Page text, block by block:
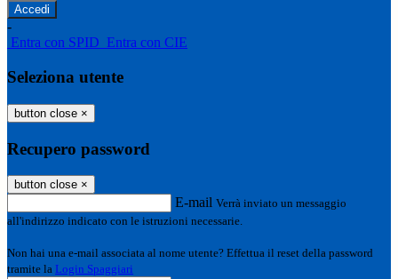
-
Entra con SPID Entra con CIE
Seleziona utente
button close ×
Recupero password
button close ×
E-mail Verrà inviato un messaggio
all'indirizzo indicato con le istruzioni necessarie.
Non hai una e-mail associata al nome utente? Effettua il reset della password
tramite la Login Spaggiari